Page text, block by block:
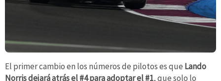
El primer cambio en los números de pilotos es que Lando
Norris dejará atrás el #4 para adoptar el #1, que solo lo